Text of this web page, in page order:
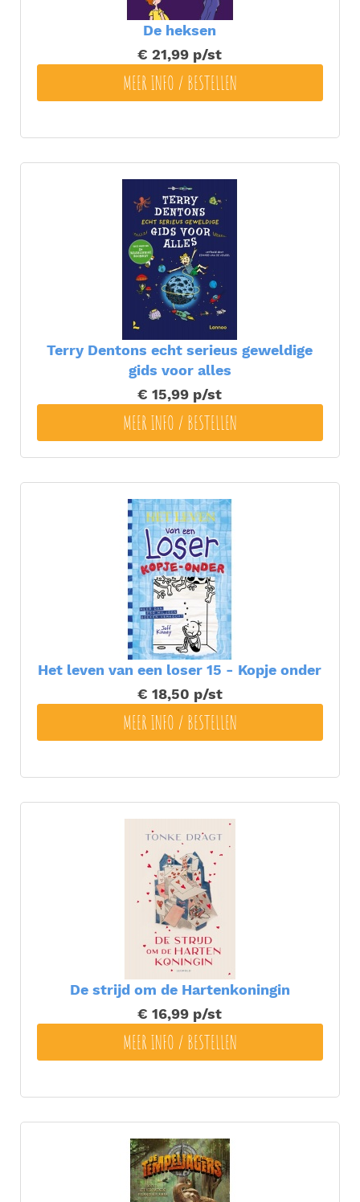
De heksen
€ 21,99 p/st
MEER INFO / BESTELLEN
Terry Dentons echt serieus geweldige
gids voor alles
€ 15,99 p/st
MEER INFO / BESTELLEN
Het leven van een loser 15 - Kopje onder
€ 18,50 p/st
MEER INFO / BESTELLEN
De strijd om de Hartenkoningin
€ 16,99 p/st
MEER INFO / BESTELLEN